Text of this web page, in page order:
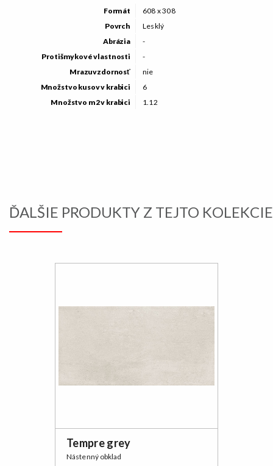
Formát
608 x 308
Povrch
Lesklý
Abrázia
-
Protišmykové vlastnosti
-
Mrazuvzdornosť
nie
Množstvo kusov v krabici
6
Množstvo m2 v krabici
1.12
ĎALŠIE PRODUKTY Z TEJTO KOLEKCIE
Tempre grey
Nástenný obklad